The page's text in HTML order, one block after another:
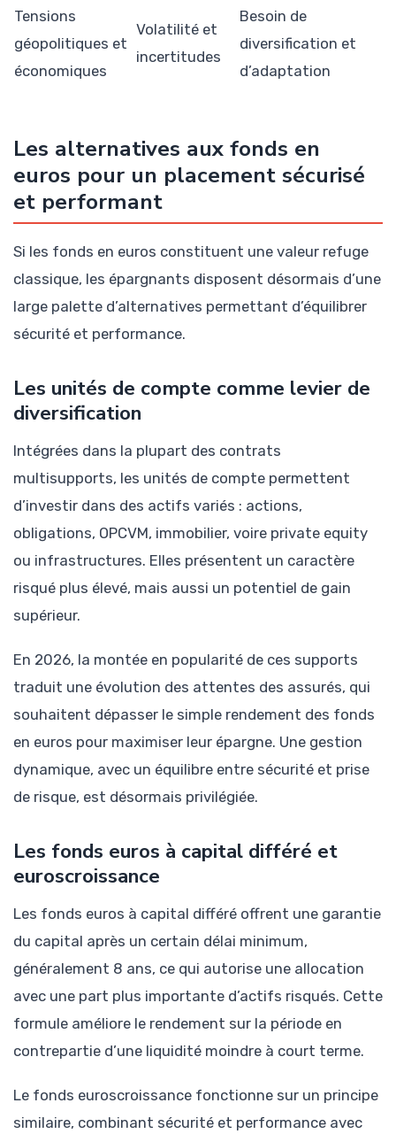
Tensions
géopolitiques et
économiques
Volatilité et
incertitudes
Besoin de
diversification et
d’adaptation
Les alternatives aux fonds en
euros pour un placement sécurisé
et performant
Si les fonds en euros constituent une valeur refuge
classique, les épargnants disposent désormais d’une
large palette d’alternatives permettant d’équilibrer
sécurité et performance.
Les unités de compte comme levier de
diversification
Intégrées dans la plupart des contrats
multisupports, les unités de compte permettent
d’investir dans des actifs variés : actions,
obligations, OPCVM, immobilier, voire private equity
ou infrastructures. Elles présentent un caractère
risqué plus élevé, mais aussi un potentiel de gain
supérieur.
En 2026, la montée en popularité de ces supports
traduit une évolution des attentes des assurés, qui
souhaitent dépasser le simple rendement des fonds
en euros pour maximiser leur épargne. Une gestion
dynamique, avec un équilibre entre sécurité et prise
de risque, est désormais privilégiée.
Les fonds euros à capital différé et
euroscroissance
Les fonds euros à capital différé offrent une garantie
du capital après un certain délai minimum,
généralement 8 ans, ce qui autorise une allocation
avec une part plus importante d’actifs risqués. Cette
formule améliore le rendement sur la période en
contrepartie d’une liquidité moindre à court terme.
Le fonds euroscroissance fonctionne sur un principe
similaire, combinant sécurité et performance avec